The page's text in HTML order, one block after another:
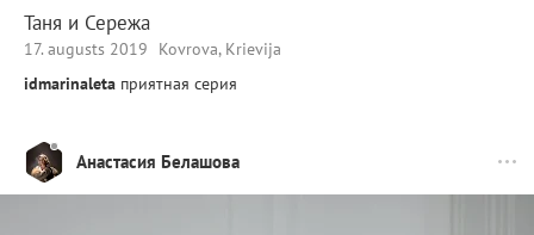
Таня и Сережа
17. augusts 2019
Kovrova, Krievija
idmarinaleta приятная серия
Анастасия Белашова